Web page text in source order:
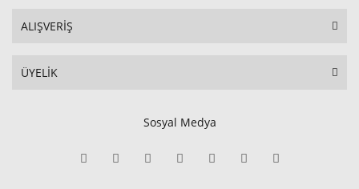
ALIŞVERİŞ
ÜYELİK
Sosyal Medya